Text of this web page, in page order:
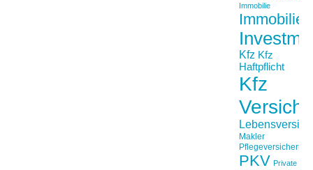
Immobilie
Kfz Kfz
Haftpflicht
Kfz
Makler
Pflegeversicherung
PKV Private